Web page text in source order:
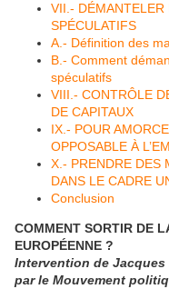
VII.- DÉMANTELER
SPÉCULATIFS
A.- Définition des
B.- Comment
spéculatifs
VIII.- CONTRÔLE
DE CAPITAUX
IX.- POUR
OPPOSABLE À
X.- PRENDRE DES
DANS LE CADRE
Conclusion
COMMENT SORTIR DE
EUROPÉENNE ?
Intervention de
par le Mouvement